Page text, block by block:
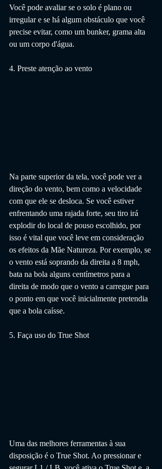
Você pode avaliar se o solo é plano ou
irregular e se há algum obstáculo que você
precise evitar, como um bunker, grama alta
ou um corpo d'água.
4. Preste atenção ao vento
Na parte superior da tela, você pode ver a
direção do vento, bem como a velocidade
com que ele se desloca. Se você estiver
enfrentando uma rajada forte, seu tiro irá
explodir do local de pouso escolhido, por
isso é vital que você leve em consideração
os efeitos da Mãe Natureza. Por exemplo, se
o vento está soprando da direita a 8 mph,
bata na bola alguns centímetros para a
direita de modo que o vento a carregue para
o ponto em que você inicialmente pretendia
que a bola caísse.
5. Faça uso do True Shot
Uma das melhores ferramentas à sua
disposição é o True Shot. Ao pressionar e